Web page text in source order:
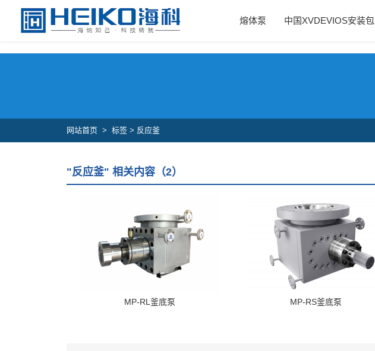
中国X站安装,中国XVDEVIOS安装包,中国X站下载安装,中国X站安装包APP下载
熔体泵 中国XVDEVIOS安装包
网站首页 > 标签 > 反应釜
"反应釜" 相关内容（2）
MP-RL釜底泵 MP-RS釜底泵